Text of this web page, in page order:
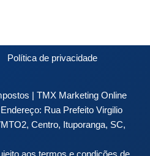
Política de privacidade
| TMX Marketing Online
Rua Prefeito Virgilio
Centro, Ituporanga, SC,
aos termos e condições de